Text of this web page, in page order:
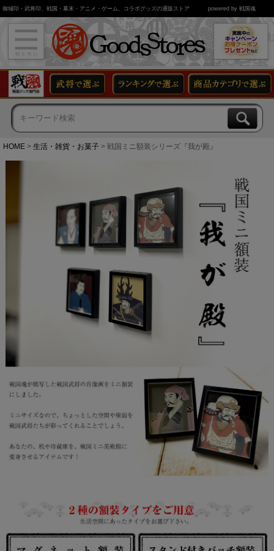
御城印・武将印、戦国・幕末・アニメ・ゲーム、コラボグッズの通販ストア powered by 戦国魂
HOME 生活・雑貨・お菓子 戦国ミニ額装シリーズ『我が殿』